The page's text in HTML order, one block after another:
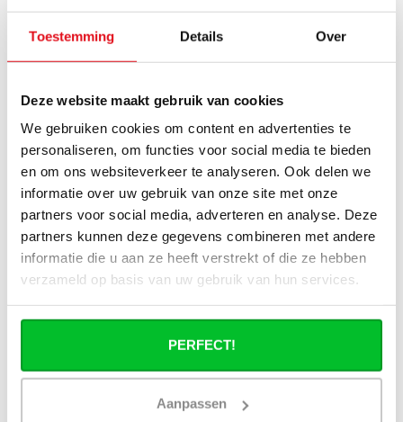
Toestemming Details Over
Deze website maakt gebruik van cookies
We gebruiken cookies om content en advertenties te
personaliseren, om functies voor social media te bieden
en om ons websiteverkeer te analyseren. Ook delen we
informatie over uw gebruik van onze site met onze
partners voor social media, adverteren en analyse. Deze
partners kunnen deze gegevens combineren met andere
informatie die u aan ze heeft verstrekt of die ze hebben
verzameld op basis van uw gebruik van hun services.
PERFECT!
Aanpassen
Wat is het verschil tussen Eco WiFi en
Smart WiFi?
Kan ik deze radiator eerst elektrisch
gebruiken en later aansluiten op de cv-
installatie?
Wat bepaalt het verwarmingsvermogen
Heb je een vraag over dit product ?
Simon helpt je graag en kan al je vragen beantwoorden.